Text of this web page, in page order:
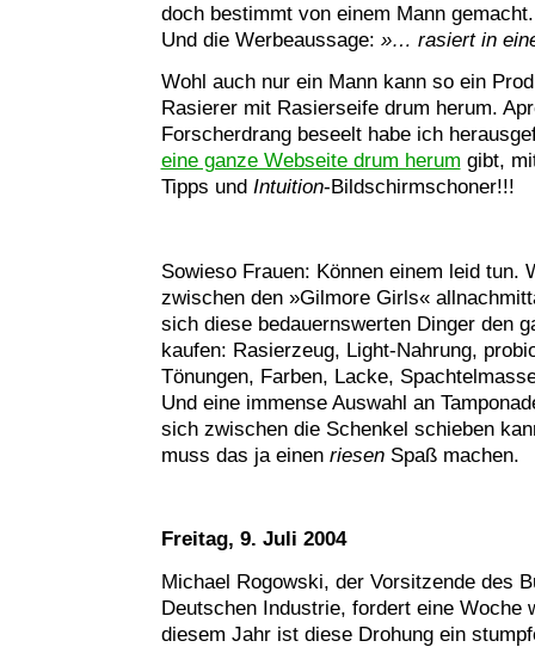
doch bestimmt von einem Mann gemacht.
Und die Werbeaussage: »… rasiert in
Wohl auch nur ein Mann kann so ein
Rasierer mit Rasierseife drum herum.
Forscherdrang beseelt habe ich
eine ganze Webseite drum herum gibt,
Tipps und Intuition-Bildschirmschoner!!!
Sowieso Frauen: Können einem leid tun.
zwischen den »Gilmore Girls«
sich diese bedauernswerten Dinger den
kaufen: Rasierzeug, Light-Nahrung,
Tönungen, Farben, Lacke,
Und eine immense Auswahl an
sich zwischen die Schenkel schieben
muss das ja einen riesenSpaß machen.
Freitag, 9. Juli 2004
Michael Rogowski, der Vorsitzende des
Deutschen Industrie, fordert eine Woche
diesem Jahr ist diese Drohung ein